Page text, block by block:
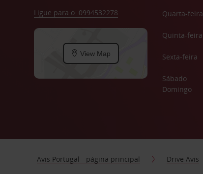
Ligue para o: 0994532278
View Map
Quarta-feira
Quinta-feira
Sexta-feira
Sábado
Domingo
Avis Portugal - página principal Drive Avis